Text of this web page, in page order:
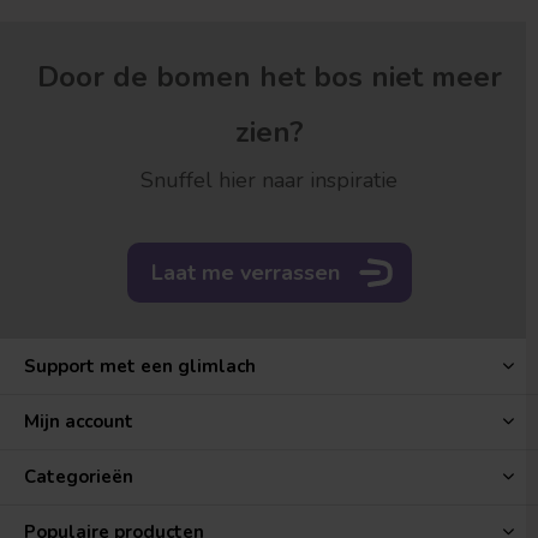
Door de bomen het bos niet meer
zien?
Snuffel hier naar inspiratie
Laat me verrassen
Support met een glimlach
Mijn account
Categorieën
Populaire producten